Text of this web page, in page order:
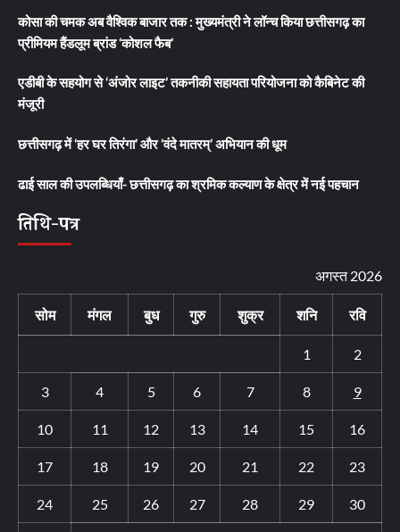
कोसा की चमक अब वैश्विक बाजार तक : मुख्यमंत्री ने लॉन्च किया छत्तीसगढ़ का
प्रीमियम हैंडलूम ब्रांड ‘कोशल फैब’
एडीबी के सहयोग से ‘अंजोर लाइट’ तकनीकी सहायता परियोजना को कैबिनेट की
मंजूरी
छत्तीसगढ़ में ‘हर घर तिरंगा’ और ‘वंदे मातरम्’ अभियान की धूम
ढाई साल की उपलब्धियाँ- छत्तीसगढ़ का श्रमिक कल्याण के क्षेत्र में नई पहचान
तिथि-पत्र
अगस्त 2026
सोम मंगल बुध गुरु शुक्र शनि रवि
1 2
3 4 5 6 7 8 9
10 11 12 13 14 15 16
17 18 19 20 21 22 23
24 25 26 27 28 29 30